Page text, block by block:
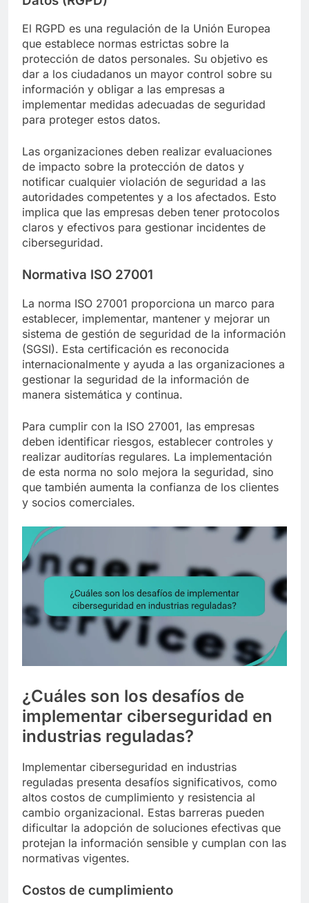
El RGPD es una regulación de la Unión Europea
que establece normas estrictas sobre la
protección de datos personales. Su objetivo es
dar a los ciudadanos un mayor control sobre su
información y obligar a las empresas a
implementar medidas adecuadas de seguridad
para proteger estos datos.
Las organizaciones deben realizar evaluaciones
de impacto sobre la protección de datos y
notificar cualquier violación de seguridad a las
autoridades competentes y a los afectados. Esto
implica que las empresas deben tener protocolos
claros y efectivos para gestionar incidentes de
ciberseguridad.
Normativa ISO 27001
La norma ISO 27001 proporciona un marco para
establecer, implementar, mantener y mejorar un
sistema de gestión de seguridad de la información
(SGSI). Esta certificación es reconocida
internacionalmente y ayuda a las organizaciones a
gestionar la seguridad de la información de
manera sistemática y continua.
Para cumplir con la ISO 27001, las empresas
deben identificar riesgos, establecer controles y
realizar auditorías regulares. La implementación
de esta norma no solo mejora la seguridad, sino
que también aumenta la confianza de los clientes
y socios comerciales.
¿Cuáles son los desafíos de
implementar ciberseguridad en
industrias reguladas?
Implementar ciberseguridad en industrias
reguladas presenta desafíos significativos, como
altos costos de cumplimiento y resistencia al
cambio organizacional. Estas barreras pueden
dificultar la adopción de soluciones efectivas que
protejan la información sensible y cumplan con las
normativas vigentes.
Costos de cumplimiento